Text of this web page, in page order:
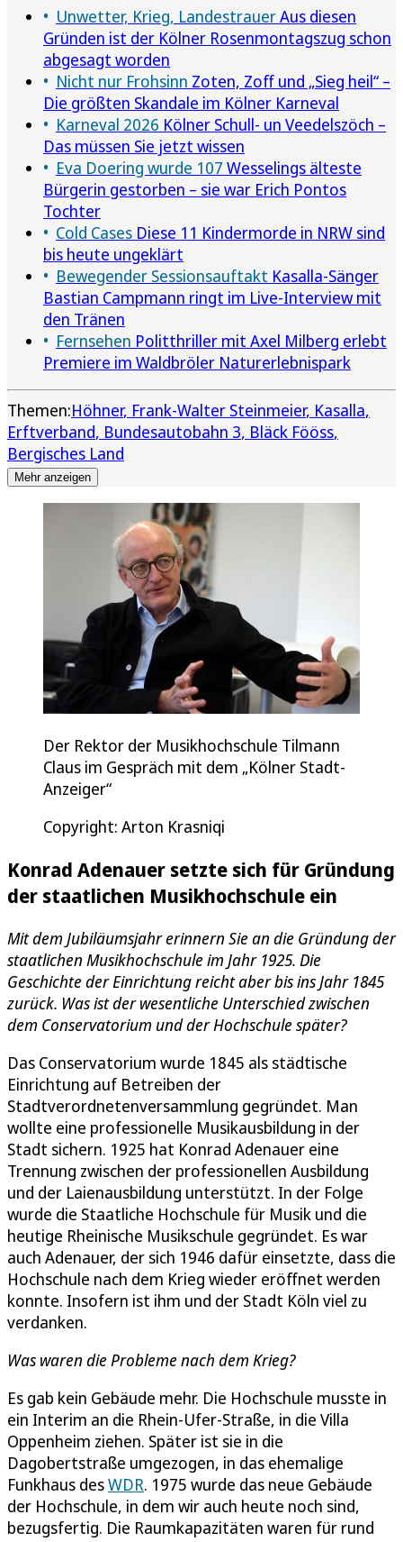
Unwetter, Krieg, LandestrauerAus diesen
Gründen ist der Kölner Rosenmontagszug schon
abgesagt worden
Nicht nur Frohsinn Zoten, Zoff und „Sieg heil“ –
Die größten Skandale im Kölner Karneval
Karneval 2026 Kölner Schull- un Veedelszöch –
Das müssen Sie jetzt wissen
Eva Doering wurde 107 Wesselings älteste
Bürgerin gestorben – sie war Erich Pontos
Tochter
Cold Cases Diese 11 Kindermorde in NRW sind
bis heute ungeklärt
Bewegender Sessionsauftakt Kasalla-Sänger
Bastian Campmann ringt im Live-Interview mit
den Tränen
Fernsehen Politthriller mit Axel Milberg erlebt
Premiere im Waldbröler Naturerlebnispark
Themen:Höhner Frank-Walter Steinmeier Kasalla
Erftverband Bundesautobahn 3 Bläck Fööss
Bergisches Land
Mehr anzeigen
Der Rektor der Musikhochschule Tilmann
Claus im Gespräch mit dem „Kölner Stadt-
Anzeiger“
Copyright: Arton Krasniqi
Konrad Adenauer setzte sich für Gründung
der staatlichen Musikhochschule ein
Mit dem Jubiläumsjahr erinnern Sie an die Gründung der
staatlichen Musikhochschule im Jahr 1925. Die
Geschichte der Einrichtung reicht aber bis ins Jahr 1845
zurück. Was ist der wesentliche Unterschied zwischen
dem Conservatorium und der Hochschule später?
Das Conservatorium wurde 1845 als städtische
Einrichtung auf Betreiben der
Stadtverordnetenversammlung gegründet. Man
wollte eine professionelle Musikausbildung in der
Stadt sichern. 1925 hat Konrad Adenauer eine
Trennung zwischen der professionellen Ausbildung
und der Laienausbildung unterstützt. In der Folge
wurde die Staatliche Hochschule für Musik und die
heutige Rheinische Musikschule gegründet. Es war
auch Adenauer, der sich 1946 dafür einsetzte, dass die
Hochschule nach dem Krieg wieder eröffnet werden
konnte. Insofern ist ihm und der Stadt Köln viel zu
verdanken.
Was waren die Probleme nach dem Krieg?
Es gab kein Gebäude mehr. Die Hochschule musste in
ein Interim an die Rhein-Ufer-Straße, in die Villa
Oppenheim ziehen. Später ist sie in die
Dagobertstraße umgezogen, in das ehemalige
Funkhaus desWDR. 1975 wurde das neue Gebäude
der Hochschule, in dem wir auch heute noch sind,
bezugsfertig. Die Raumkapazitäten waren für rund